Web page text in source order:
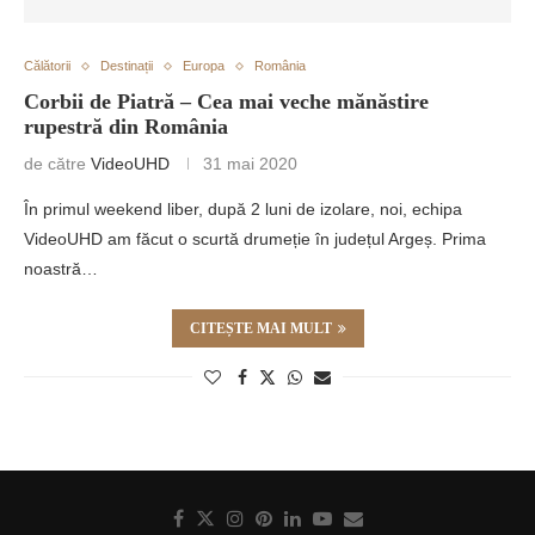
Călătorii Destinații Europa România
Corbii de Piatră – Cea mai veche mănăstire
rupestră din România
de către VideoUHD 31 mai 2020
În primul weekend liber, după 2 luni de izolare, noi, echipa
VideoUHD am făcut o scurtă drumeție în județul Argeș. Prima
noastră…
CITEȘTE MAI MULT